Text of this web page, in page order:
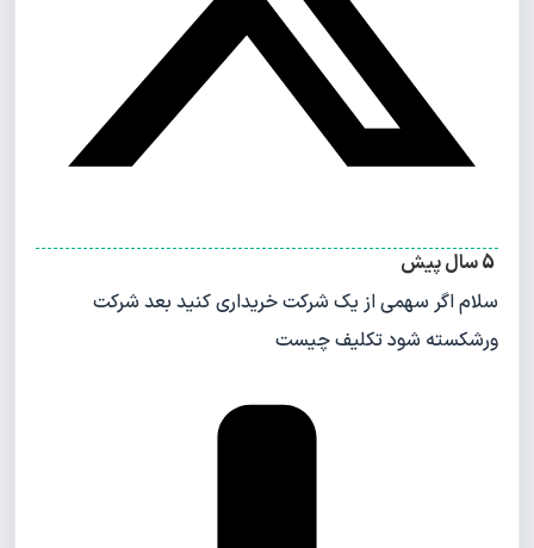
سلام اگر سهمی از یک شرکت خریداری کنید بعد شرکت
ورشکسته شود تکلیف چیست